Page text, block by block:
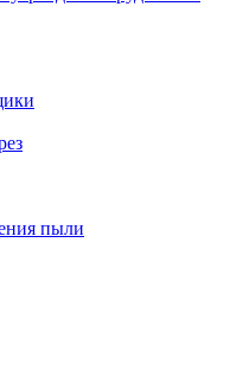
пыли